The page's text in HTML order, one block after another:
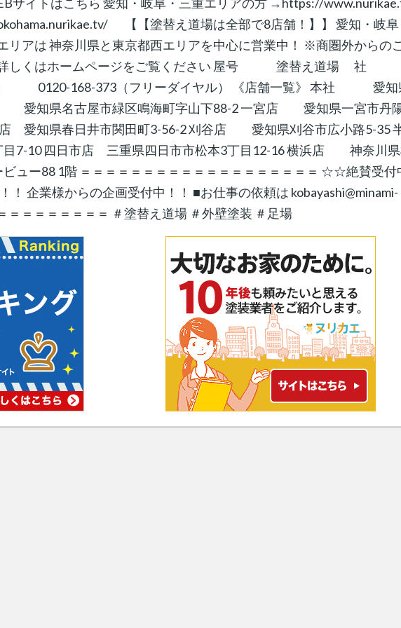
【【塗替え道場は全部で8店舗！】】 愛知・岐阜
リアは 神奈川県と東京都西エリアを中心に営業中！ ※商圏外からの
詳しくはホームページをご覧ください 屋号 塗替え道場 社
168-373（フリーダイヤル） 《店舗一覧》 本社 愛知
愛知県名古屋市緑区鳴海町字山下88-2 一宮店 愛知県一宮市丹
店 愛知県春日井市関田町3-56-2 刈谷店 愛知県刈谷市広小路5-35
7-10 四日市店 三重県四日市市松本3丁目12-16 横浜店 神奈川
ビュー88 1階 ＝＝＝＝＝＝＝＝＝＝＝＝＝＝＝＝＝＝＝ ☆☆絶賛受付
企業様からの企画受付中！！ ■お仕事の依頼は kobayashi@minami-
＝＝＝＝＝＝＝＝ ＃塗替え道場 ＃外壁塗装 ＃足場